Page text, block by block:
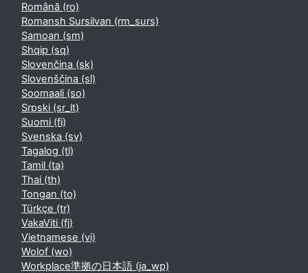
Română ‎(ro)‎
Romansh Sursilvan ‎(rm_surs)‎
Samoan ‎(sm)‎
Shqip ‎(sq)‎
Slovenčina ‎(sk)‎
Slovenščina ‎(sl)‎
Soomaali ‎(so)‎
Srpski ‎(sr_lt)‎
Suomi ‎(fi)‎
Svenska ‎(sv)‎
Tagalog ‎(tl)‎
Tamil ‎(ta)‎
Thai ‎(th)‎
Tongan ‎(to)‎
Türkçe ‎(tr)‎
VakaViti ‎(fj)‎
Vietnamese ‎(vi)‎
Wolof ‎(wo)‎
Workplace準拠の日本語 ‎(ja_wp)‎